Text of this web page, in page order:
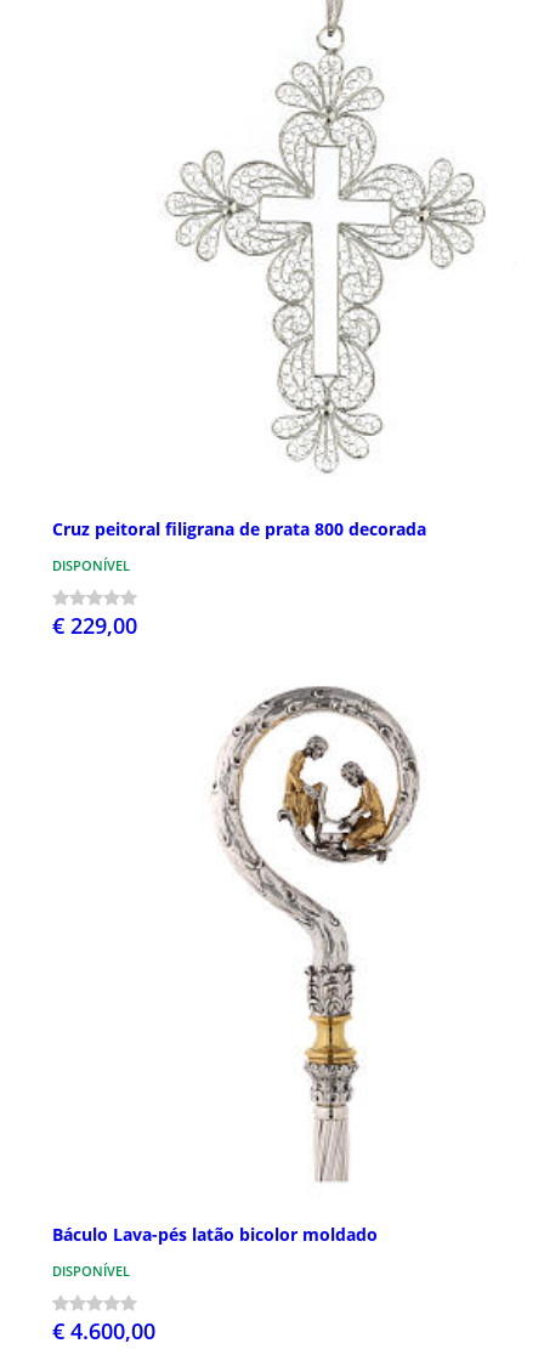
Cruz peitoral filigrana de prata 800 decorada
DISPONÍVEL
€ 229,00
Báculo Lava-pés latão bicolor moldado
DISPONÍVEL
€ 4.600,00